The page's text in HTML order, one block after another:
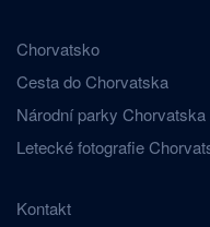
Chorvatsko
Cesta do Chorvatska
Národní parky Chorvatska
Letecké fotografie
Kontakt